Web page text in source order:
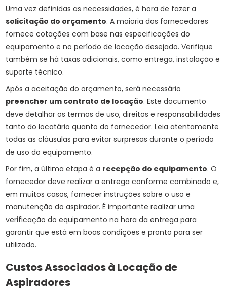
Uma vez definidas as necessidades, é hora de fazer a
solicitação do orçamento. A maioria dos fornecedores
fornece cotações com base nas especificações do
equipamento e no período de locação desejado. Verifique
também se há taxas adicionais, como entrega, instalação e
suporte técnico.
Após a aceitação do orçamento, será necessário
preencher um contrato de locação. Este documento
deve detalhar os termos de uso, direitos e responsabilidades
tanto do locatário quanto do fornecedor. Leia atentamente
todas as cláusulas para evitar surpresas durante o período
de uso do equipamento.
Por fim, a última etapa é a recepção do equipamento. O
fornecedor deve realizar a entrega conforme combinado e,
em muitos casos, fornecer instruções sobre o uso e
manutenção do aspirador. É importante realizar uma
verificação do equipamento na hora da entrega para
garantir que está em boas condições e pronto para ser
utilizado.
Custos Associados à Locação de
Aspiradores